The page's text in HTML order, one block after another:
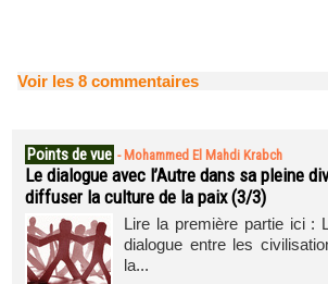
Voir les 8 commentaires
Points de vue - Mohammed El Mahdi Krabch
Le dialogue avec l’Autre dans sa pleine
diffuser la culture de la paix (3/3)
Lire la première partie ici :
dialogue entre les
la...